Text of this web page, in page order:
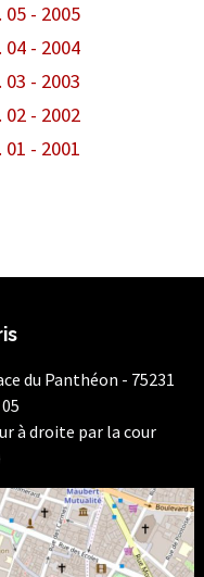
05 - 2005
04 - 2004
03 - 2003
02 - 2002
01 - 2001
du Panthéon - 75231
à droite par la cour